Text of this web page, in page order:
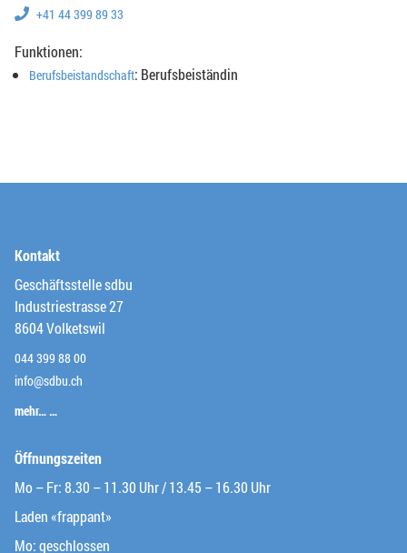
+41 44 399 89 33
Funktionen:
Berufsbeistandschaft: Berufsbeiständin
Kontakt
Geschäftsstelle sdbu
Industriestrasse 27
8604 Volketswil
044 399 88 00
info@sdbu.ch
mehr… …
Öffnungszeiten
Mo – Fr: 8.30 – 11.30 Uhr / 13.45 – 16.30 Uhr
Laden «frappant»
Mo: geschlossen